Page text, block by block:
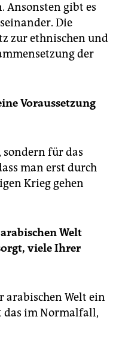
Ansonsten gibt es
Die
zur ethnischen und
der
Voraussetzung
für das
man erst durch
Krieg gehen
Welt
viele Ihrer
arabischen Welt ein
das im Normalfall,